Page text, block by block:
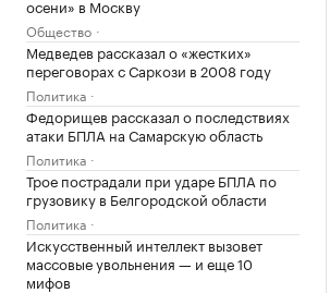
осени» в Москву
Общество
Медведев рассказал о «жестких»
переговорах с Саркози в 2008 году
Политика
Федорищев рассказал о последствиях
атаки БПЛА на Самарскую область
Политика
Трое пострадали при ударе БПЛА по
грузовику в Белгородской области
Политика
Искусственный интеллект вызовет
массовые увольнения — и еще 10
мифов